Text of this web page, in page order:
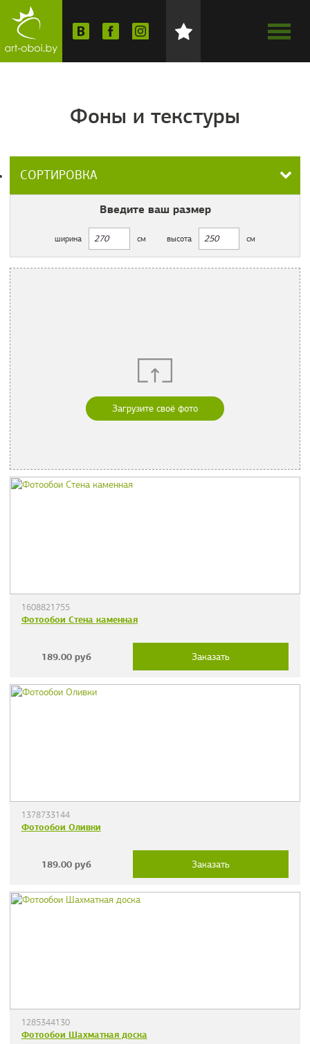
Фоны и текстуры
СОРТИРОВКА
Введите ваш размер
ширина см высота см
Загрузите своё фото
1608821755
Фотообои Стена каменная
189.00 руб Заказать
1378733144
Фотообои Оливки
189.00 руб Заказать
1285344130
Фотообои Шахматная доска